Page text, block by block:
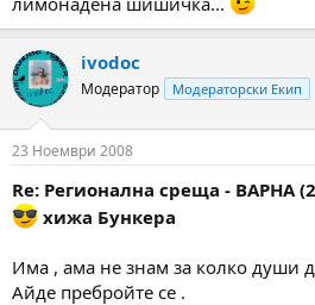
ivodoc
Модератор Модераторски Екип
23 Ноември 2008
Re: Регионална среща - ВАРНА
хижа Бункера
Има , ама не знам за колко души
Айде пребройте се .